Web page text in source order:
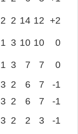
2 2 14 12 +2
1 3 10 10 0
1 3 7 7
0
3 2 6 7
-1
3 2 6 7
-1
3 2 2 3 -1